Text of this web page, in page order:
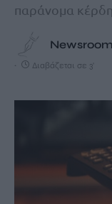
παράνομα κέρδη
Newsroom
Διαβάζεται σε 3'